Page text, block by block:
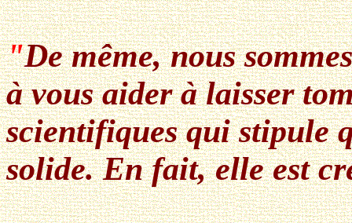
"De même, nous
à vous aider à laisser
scientifiques qui stipule
solide. En fait, elle est